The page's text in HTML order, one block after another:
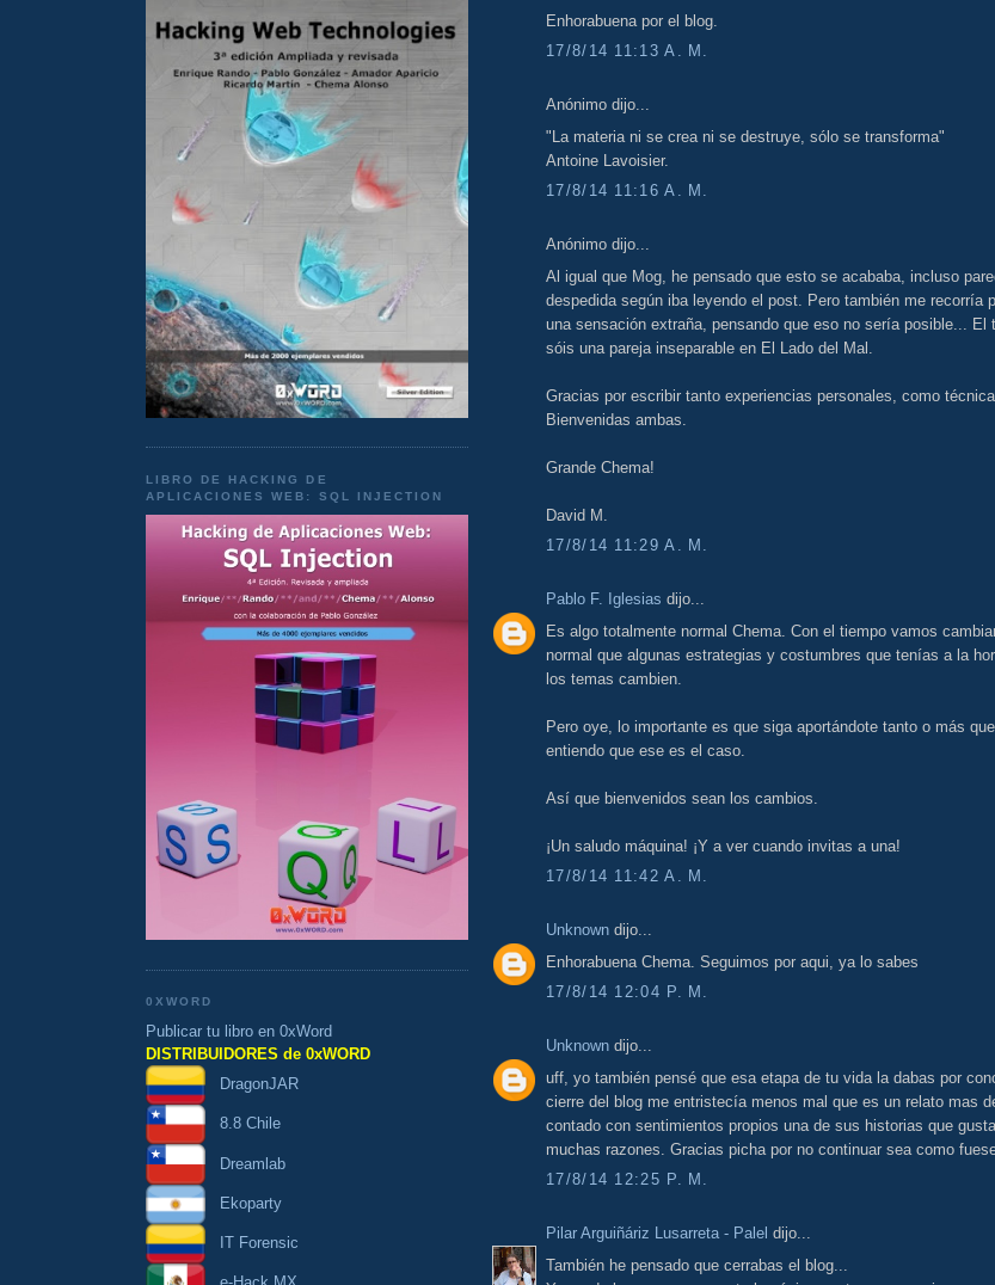
LIBRO DE HACKING DE
APLICACIONES WEB: SQL INJECTION
0XWORD
Publicar tu libro en 0xWord
DISTRIBUIDORES de 0xWORD
DragonJAR
8.8 Chile
Dreamlab
Ekoparty
IT Forensic
Enhorabuena por el blog.
17/8/14 11:13 A. M.
Anónimo dijo...
"La materia ni se crea ni se destruye, sólo se transforma"
Antoine Lavoisier.
17/8/14 11:16 A. M.
Anónimo dijo...
Al igual que Mog, he pensado que esto se acababa, incluso
despedida según iba leyendo el post. Pero también me recorría
una sensación extraña, pensando que eso no sería posible... El
sóis una pareja inseparable en El Lado del Mal.
Gracias por escribir tanto experiencias personales, como
Bienvenidas ambas.
Grande Chema!
David M.
17/8/14 11:29 A. M.
Pablo F. Iglesias dijo...
Es algo totalmente normal Chema. Con el tiempo vamos
normal que algunas estrategias y costumbres que tenías a la
los temas cambien.
Pero oye, lo importante es que siga aportándote tanto o más
entiendo que ese es el caso.
Así que bienvenidos sean los cambios.
¡Un saludo máquina! ¡Y a ver cuando invitas a una!
17/8/14 11:42 A. M.
Unknown dijo...
Enhorabuena Chema. Seguimos por aqui, ya lo sabes
17/8/14 12:04 P. M.
Unknown dijo...
uff, yo también pensé que esa etapa de tu vida la dabas por
cierre del blog me entristecía menos mal que es un relato mas
contado con sentimientos propios una de sus historias que
muchas razones. Gracias picha por no continuar sea como
17/8/14 12:25 P. M.
Pilar Arguiñáriz Lusarreta - Palel dijo...
También he pensado que cerrabas el blog...